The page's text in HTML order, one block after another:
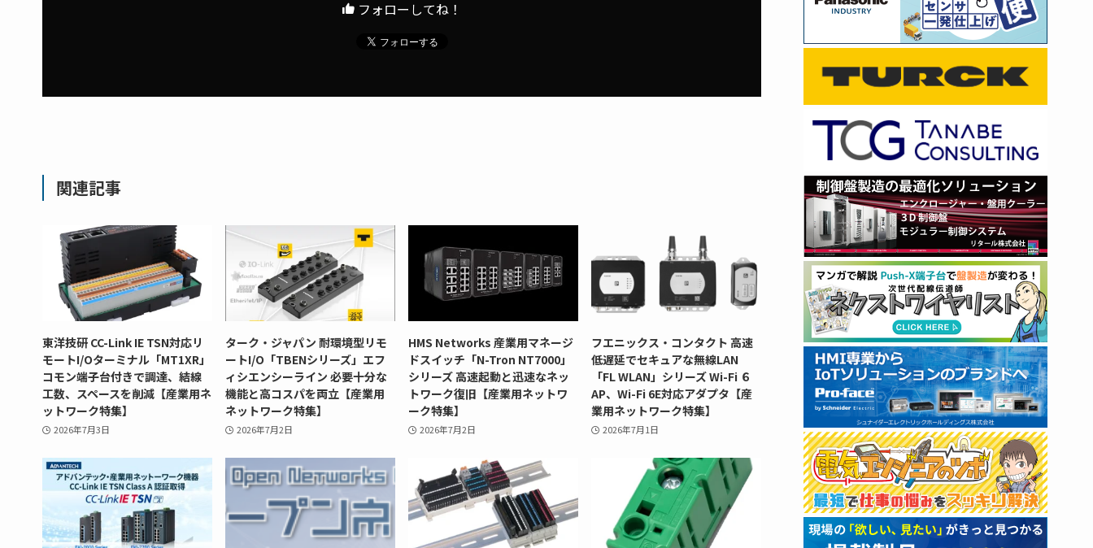
フォローしてね！
関連記事
東洋技研 CC-Link IE TSN対応リ
モートI/Oターミナル「MT1XR」
コモン端子台付きで調達、結線
工数、スペースを削減【産業用ネ
ットワーク特集】
2026年7月3日
ターク・ジャパン 耐環境型リモ
ートI/O「TBENシリーズ」エフ
ィシエンシーライン 必要十分な
機能と高コスパを両立【産業用
ネットワーク特集】
2026年7月2日
HMS Networks 産業用マネージ
ドスイッチ「N-Tron NT7000」
シリーズ 高速起動と迅速なネッ
トワーク復旧【産業用ネットワ
ーク特集】
2026年7月2日
フエニックス・コンタクト 高速
低遅延でセキュアな無線LAN
「FL WLAN」シリーズ Wi-Fi ６
AP、Wi-Fi 6E対応アダプタ【産
業用ネットワーク特集】
2026年7月1日